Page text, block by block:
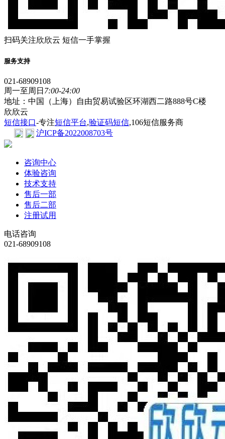
扫码关注欣欣云 短信一手掌握
服务支持
021-68909108
周一至周日 7:00-24:00
地址：中国（上海）自由贸易试验区环湖西二路888号C楼
欣欣云
短信接口-专注短信平台,验证码短信,106短信服务商
沪ICP备2022008703号
咨询中心
体验咨询
技术支持
售后一部
售后二部
注册试用
电话咨询
021-68909108